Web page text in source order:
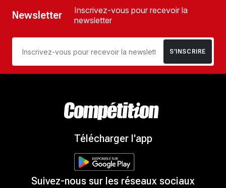
Newsletter
Inscrivez-vous pour recevoir la
newsletter
S’INSCRIRE
Télécharger l'app
Suivez-nous sur les réseaux sociaux